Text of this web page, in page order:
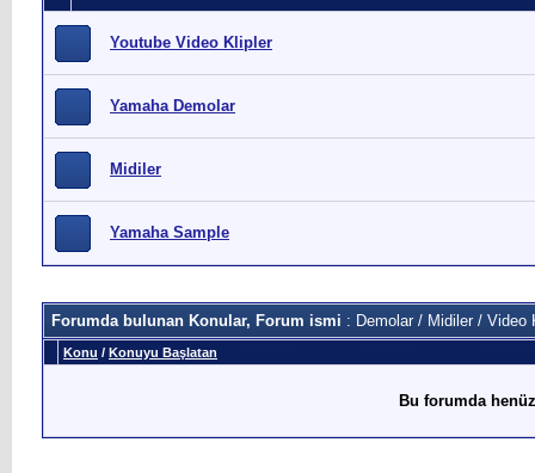
Youtube Video Klipler
Yamaha Demolar
Midiler
Yamaha Sample
Forumda bulunan Konular, Forum ismi : Demolar / Midiler / Video
Konu / Konuyu Başlatan
Bu forumda